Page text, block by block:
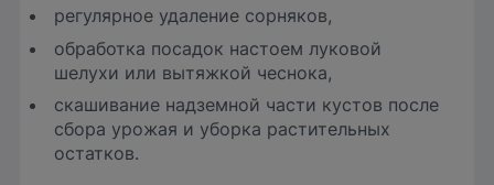
регулярное удаление сорняков,
обработка посадок настоем луковой
шелухи или вытяжкой чеснока,
скашивание надземной части кустов после
сбора урожая и уборка растительных
остатков.